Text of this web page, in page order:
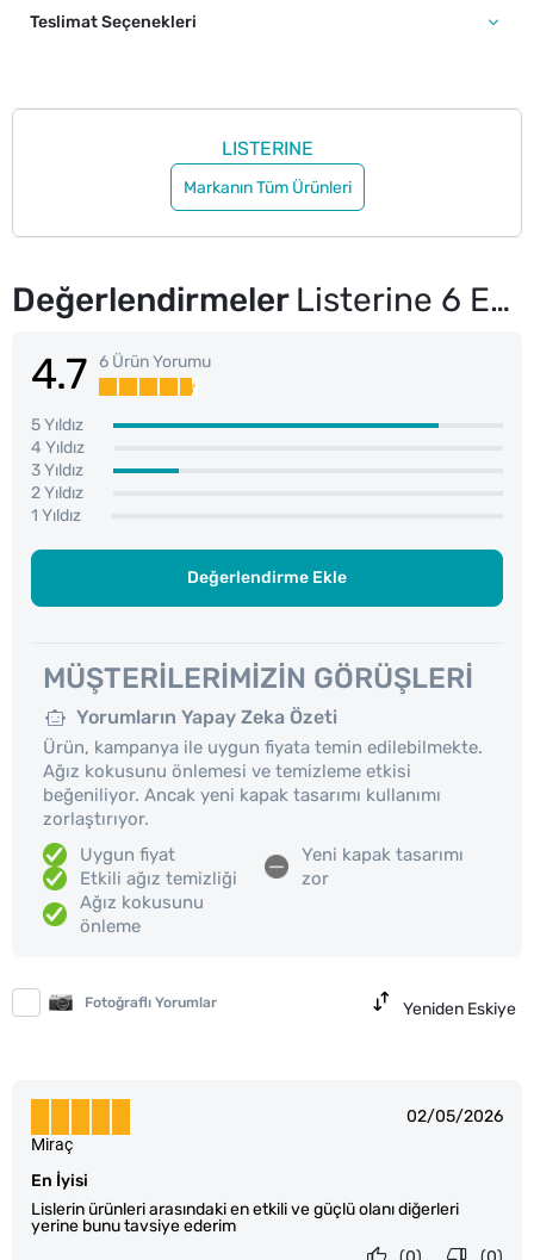
Teslimat Seçenekleri
LISTERINE
Markanın Tüm Ürünleri
Değerlendirmeler Listerine 6 Etki 1 Arada Ağız Suyu 500 ml
4.7 6 Ürün Yorumu
5 Yıldız
4 Yıldız
3 Yıldız
2 Yıldız
1 Yıldız
Değerlendirme Ekle
MÜŞTERILERIMIZIN GÖRÜŞLERI
Yorumların Yapay Zeka Özeti
Ürün, kampanya ile uygun fiyata temin edilebilmekte.
Ağız kokusunu önlemesi ve temizleme etkisi
beğeniliyor. Ancak yeni kapak tasarımı kullanımı
zorlaştırıyor.
Uygun fiyat
Etkili ağız temizliği
Ağız kokusunu
önleme
Yeni kapak tasarımı
zor
Fotoğraflı Yorumlar Yeniden Eskiye
02/05/2026
En İyisi
Lislerin ürünleri arasındaki en etkili ve güçlü olanı diğerleri
yerine bunu tavsiye ederim
Miraç